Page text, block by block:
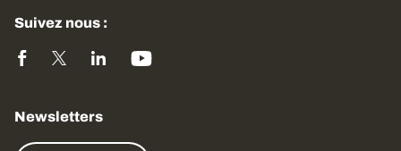
Suivez nous :
Newsletters